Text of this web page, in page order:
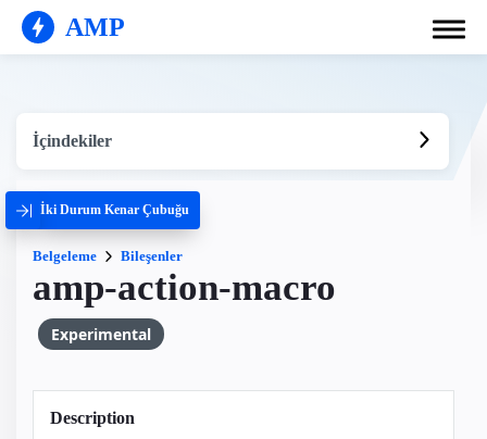
AMP
İçindekiler
İki Durum Kenar Çubuğu
Belgeleme Bileşenler
amp-action-macro
Experimental
Description